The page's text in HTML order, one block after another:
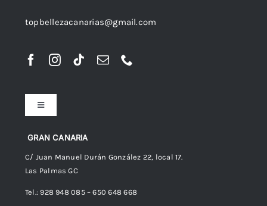
topbellezacanarias@gmail.com
GRAN CANARIA
C/ Juan Manuel Durán González 22, local 17.
Las Palmas GC
Tel.: 928 948 085 – 650 648 668
Toggle
Navigation
Preguntas frecuentes
Envíos